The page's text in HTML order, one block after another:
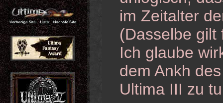
im Zeitalter
(Dasselbe gilt
Ich glaube
dem Ankh
Ultima III zu